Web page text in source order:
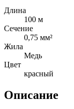
Длина
100 м
Сечение
0,75 мм²
Жила
Медь
Цвет
красный
Описание